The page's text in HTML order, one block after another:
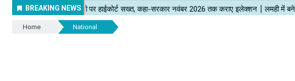
Home National